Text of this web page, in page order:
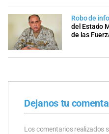
Robo de
del Estado
de las
Dejanos tu
Los comentarios realizados